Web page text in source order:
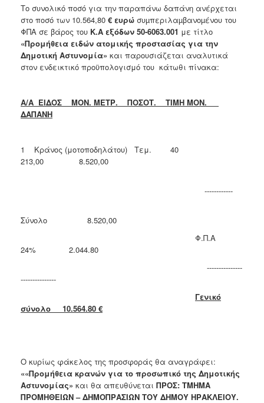
2016
2015
2013
ΤΟΠΟΣ
ΠΟΛΙΤΙΣΜΟΣ
Το συνολικό ποσό για την παραπάνω δαπάνη ανέρχεται
στο ποσό των 10.564,80 € ευρώ συµπεριλαµβανοµένου του
ΦΠΑ σε βάρος του Κ.Α εξόδων 50-6063.001 με τίτλο
«Προμήθεια ειδών ατομικής προστασίας για την
Δημοτική Αστυνομία» και παρουσιάζεται αναλυτικά
στον ενδεικτικό προϋπολογισμό του κάτωθι πίνακα:
Α/Α ΕΙΔΟΣ ΜΟΝ. ΜΕΤΡ. ΠΟΣΟΤ. ΤΙΜΗ ΜΟΝ.
ΔΑΠΑΝΗ
1 Κράνος (μοτοποδηλάτου) Τεμ. 40
213,00 8.520,00
------------
Σύνολο 8.520,00
Φ.Π.Α
24% 2.044.80
---------------
---------------
Γενικό
σύνολο 10.564.80 €
Ο κυρίως φάκελος της προσφοράς θα αναγράφει:
««Προμήθεια κρανών για το προσωπικό της Δημοτικής
Αστυνομίας» και θα απευθύνεται ΠΡΟΣ: ΤΜΗΜΑ
ΠΡΟΜΗΘΕΙΩΝ – ΔΗΜΟΠΡΑΣΙΩΝ ΤΟΥ ΔΗΜΟΥ ΗΡΑΚΛΕΙΟΥ.